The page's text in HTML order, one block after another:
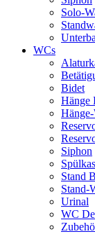
Solo-
WCs
Bidet
Hänge
Siphon
Stand
Stand-
Urinal
WC